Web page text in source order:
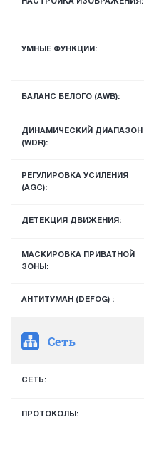
УМНЫЕ ФУНКЦИИ:
БАЛАНС БЕЛОГО (AWB):
ДИНАМИЧЕСКИЙ ДИАПАЗОН
(WDR):
РЕГУЛИРОВКА УСИЛЕНИЯ
(AGC):
ДЕТЕКЦИЯ ДВИЖЕНИЯ:
МАСКИРОВКА ПРИВАТНОЙ
ЗОНЫ:
АНТИТУМАН (DEFOG) :
Сеть
СЕТЬ:
ПРОТОКОЛЫ: